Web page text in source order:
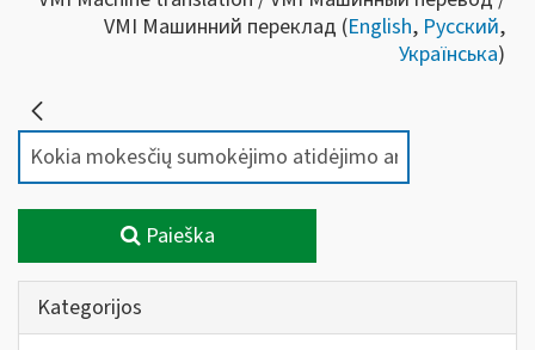
VMI Машинний переклад (English, Русский,
Українська)
Paieška
Kategorijos